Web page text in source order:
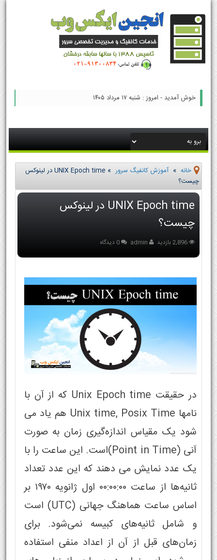
خوش آمدید - امروز : شنبه ۱۷ مرداد ۱۴۰۵
خانه » آموزش کانفیگ سرور »
UNIX Epoch time در لینوکس
چیست؟
UNIX Epoch time در لینوکس
چیست؟
2,896 بازدید admin 0 دیدگاه
در حقیقت Unix Epoch time که از آن با
نامها Unix time, Posix Time هم یاد می
شود یک مقیاس اندازه‌گیری زمان به صورت
آنی (Point in Time)است. این ساعت را با
یک عدد نمایش می دهند که این عدد تعداد
ثانیه‌ها از ساعت ۰۰:۰۰:۰۰ اول ژانویه ۱۹۷۰ بر
اساس ساعت هماهنگ جهانی (UTC) است
و شامل ثانیه‌های کبیسه نمی‌شود. برای
زمان‌های قبل از آن از اعداد منفی استفاده